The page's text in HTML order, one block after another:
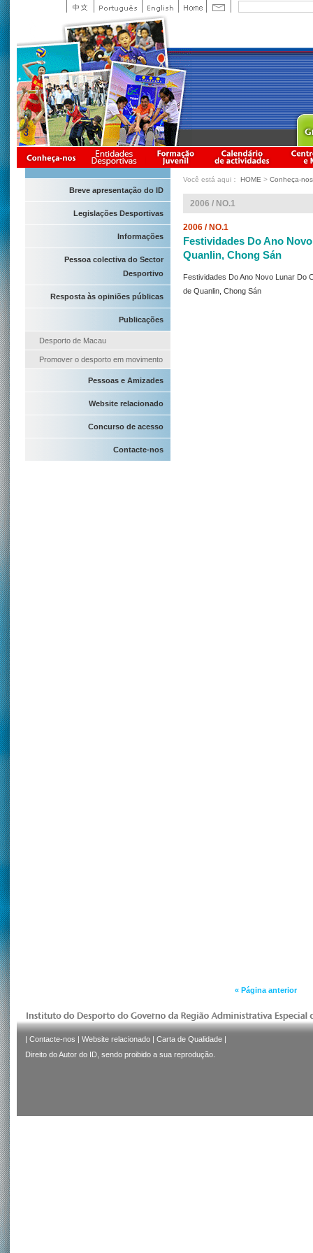
Breve apresentação do ID
Legislações Desportivas
Informações
Pessoa colectiva do Sector
Desportivo
Resposta às opiniões públicas
Publicações
Desporto de Macau
Promover o desporto em movimento
Pessoas e Amizades
Website relacionado
Concurso de acesso
Contacte-nos
Você está aqui： HOME > Conheça-nos
2006 / NO.1
2006 / NO.1
Festividades Do Ano
Quanlin, Chong Sán
Festividades Do Ano Novo Lunar Do
de Quanlin, Chong Sán
« Página anterior
| Contacte-nos | Website relacionado | Carta de Qualidade |
Direito do Autor do ID, sendo proibido a sua reprodução.